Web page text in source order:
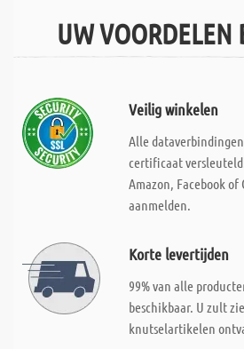
UW VOORDELEN
Veilig winkelen
Alle
certificaat
Amazon, Facebook of
aanmelden.
Korte levertijden
99% van alle
beschikbaar. U zult
knutselartikelen